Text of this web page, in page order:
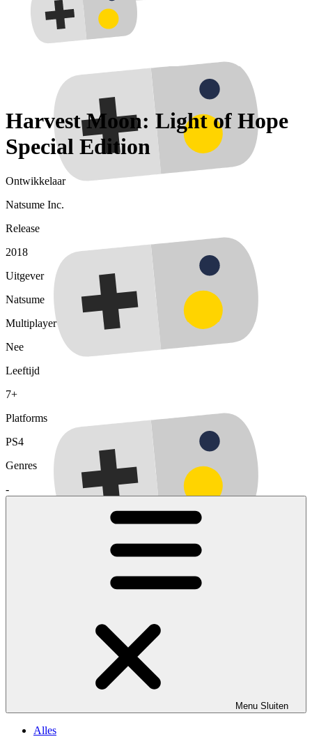
Harvest Moon: Light of Hope
Special Edition
Ontwikkelaar
Natsume Inc.
Release
2018
Uitgever
Natsume
Multiplayer
Nee
Leeftijd
7+
Platforms
PS4
Genres
-
Menu Sluiten
Alles